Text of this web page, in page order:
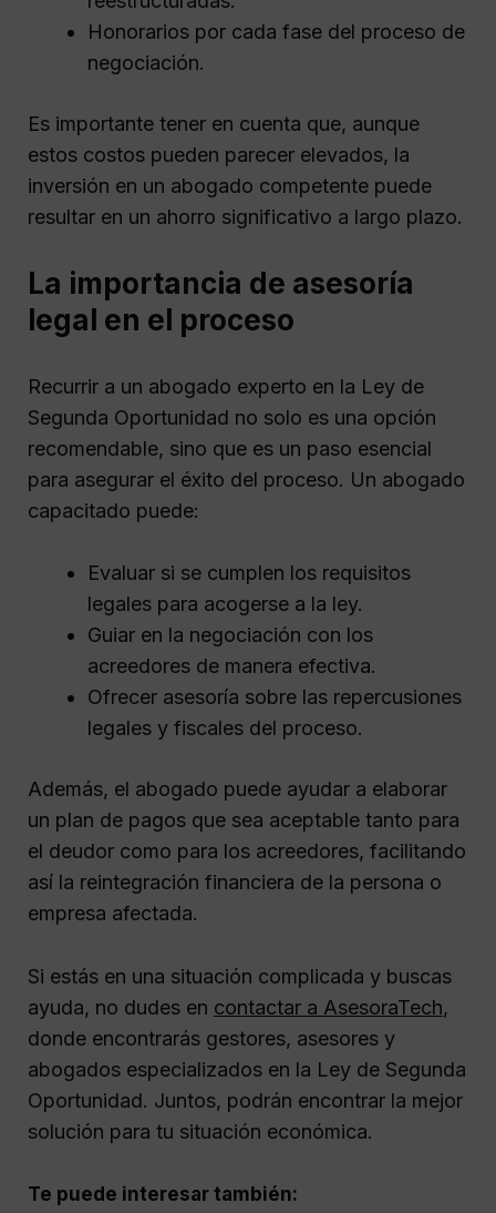
Honorarios por cada fase del proceso de
negociación.
Es importante tener en cuenta que, aunque
estos costos pueden parecer elevados, la
inversión en un abogado competente puede
resultar en un ahorro significativo a largo plazo.
La importancia de asesoría
legal en el proceso
Recurrir a un abogado experto en la Ley de
Segunda Oportunidad no solo es una opción
recomendable, sino que es un paso esencial
para asegurar el éxito del proceso. Un abogado
capacitado puede:
Evaluar si se cumplen los requisitos
legales para acogerse a la ley.
Guiar en la negociación con los
acreedores de manera efectiva.
Ofrecer asesoría sobre las repercusiones
legales y fiscales del proceso.
Además, el abogado puede ayudar a elaborar
un plan de pagos que sea aceptable tanto para
el deudor como para los acreedores, facilitando
así la reintegración financiera de la persona o
empresa afectada.
Si estás en una situación complicada y buscas
ayuda, no dudes en contactar a AsesoraTech,
donde encontrarás gestores, asesores y
abogados especializados en la Ley de Segunda
Oportunidad. Juntos, podrán encontrar la mejor
solución para tu situación económica.
Te puede interesar también: